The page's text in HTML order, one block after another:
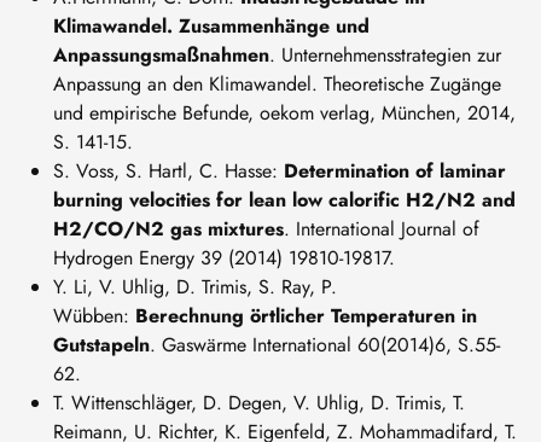
Klimawandel. Zusammenhänge und
Anpassungsmaßnahmen. Unternehmensstrategien zur
Anpassung an den Klimawandel. Theoretische Zugänge
und empirische Befunde, oekom verlag, München, 2014,
S. 141-15.
S. Voss, S. Hartl, C. Hasse: Determination of laminar
burning velocities for lean low calorific H2/N2 and
H2/CO/N2 gas mixtures. International Journal of
Hydrogen Energy 39 (2014) 19810-19817.
Y. Li, V. Uhlig, D. Trimis, S. Ray, P.
Wübben: Berechnung örtlicher Temperaturen in
Gutstapeln. Gaswärme International 60(2014)6, S.55-
62.
T. Wittenschläger, D. Degen, V. Uhlig, D. Trimis, T.
Reimann, U. Richter, K. Eigenfeld, Z. Mohammadifard, T.